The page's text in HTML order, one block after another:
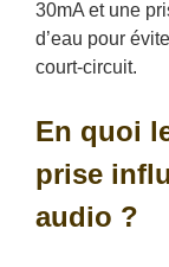
30mA et une
d’eau pour
court-circuit.
En quoi
prise
audio ?